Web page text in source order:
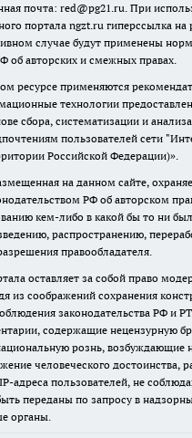
почта: red@pg21.ru. При
портала ngzt.ru гиперссылка на
случае будут применены
об авторских и смежных правах.
ресурсе применяются
технологии
сбора, систематизации и
пользователей сети
Российской Федерации)».
на данном сайте,
РФ об авторском
кем-либо в какой бы то ни
распространению,
правообладателя.
оставляет за собой право
из соображений сохранения
законодательства РФ и
содержащие нецензурную
рознь, возбуждающие
человеческого достоинства,
адреса пользователей, не
переданы по запросу в
органы.